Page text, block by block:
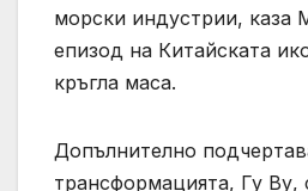
морски индустрии, каза
епизод на Китайската
кръгла маса.
Допълнително
трансформацията, Гу Ву,